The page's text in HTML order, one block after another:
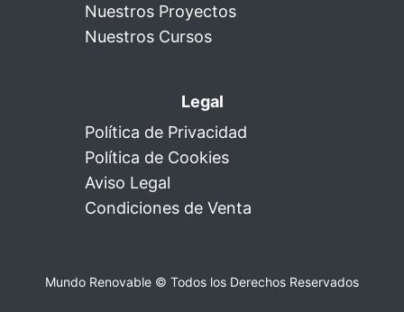
Nuestros Proyectos
Nuestros Cursos
Legal
Política de Privacidad
Política de Cookies
Aviso Legal
Condiciones de Venta
Mundo Renovable © Todos los Derechos Reservados